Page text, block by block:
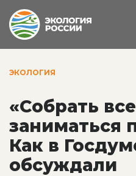
ЭКОЛОГИЯ
«Собрать
заниматься
Как в
обсуждали